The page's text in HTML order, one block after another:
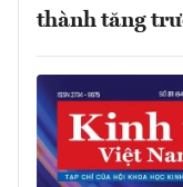
thành tăng